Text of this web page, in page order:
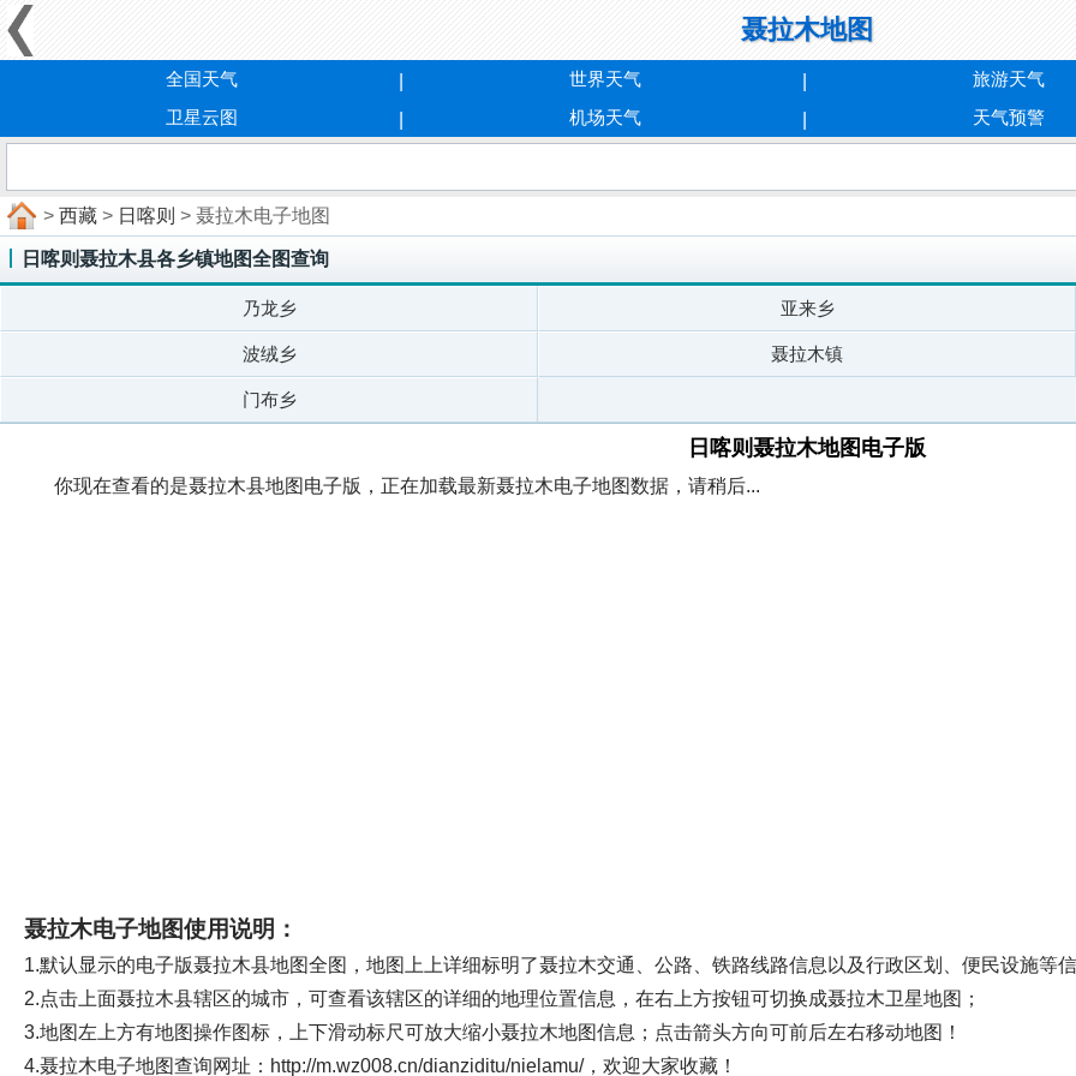
聂拉木地图
全国天气 世界天气
旅游天气
卫星云图
机场天气 天气预警
> 西藏 > 日喀则 > 聂拉木电子地图
日喀则聂拉木县各乡镇地图全图查询
乃龙乡 亚来乡
波绒乡 聂拉木镇
门布乡
日喀则聂拉木地图电子版
你现在查看的是聂拉木县地图电子版，正在加载最新聂拉木电子地图数据，请稍后...
聂拉木电子地图使用说明：
1.默认显示的电子版聂拉木县地图全图，地图上上详细标明了聂拉木交通、公路、铁路线路信息以及行政区划、便民设施等
2.点击上面聂拉木县辖区的城市，可查看该辖区的详细的地理位置信息，在右上方按钮可切换成聂拉木卫星地图；
3.地图左上方有地图操作图标，上下滑动标尺可放大缩小聂拉木地图信息；点击箭头方向可前后左右移动地图！
4.聂拉木电子地图查询网址：http://m.wz008.cn/dianziditu/nielamu/，欢迎大家收藏！